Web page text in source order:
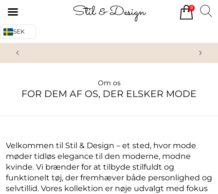
SEK
Om os
FOR DEM AF OS, DER ELSKER MODE
Velkommen til Stil & Design – et sted, hvor mode
møder tidløs elegance til den moderne, modne
kvinde. Vi brænder for at tilbyde stilfuldt og
funktionelt tøj, der fremhæver både personlighed og
selvtillid. Vores kollektion er nøje udvalgt med fokus
0
Alla produkter
Om oss